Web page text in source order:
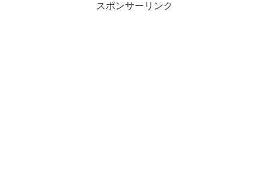
スポンサーリンク